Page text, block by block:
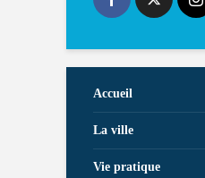
Accueil
La ville
Vie pratique